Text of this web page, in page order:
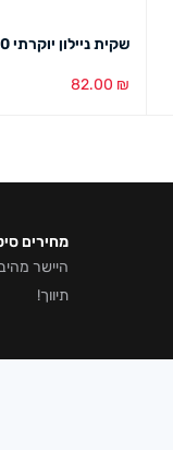
שקית ניילון יוקרתי 5060
82.00 ₪
מחירים
היישר
תיווך!